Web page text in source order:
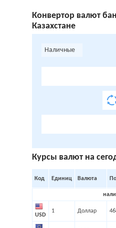
Конвертoр валют
Казахстане
Наличные
Курсы валют на
Код Единиц Валюта
USD
1 Доллар